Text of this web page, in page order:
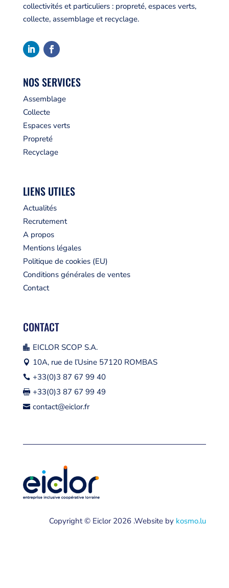
collectivités et particuliers : propreté, espaces verts,
collecte, assemblage et recyclage.
NOS SERVICES
Assemblage
Collecte
Espaces verts
Propreté
Recyclage
LIENS UTILES
Actualités
Recrutement
A propos
Mentions légales
Politique de cookies (EU)
Conditions générales de ventes
Contact
CONTACT
 EICLOR SCOP S.A.
 10A, rue de l’Usine 57120 ROMBAS
 +33(0)3 87 67 99 40
 +33(0)3 87 67 99 49
 contact@eiclor.fr
Copyright © Eiclor 2026 .Website by kosmo.lu